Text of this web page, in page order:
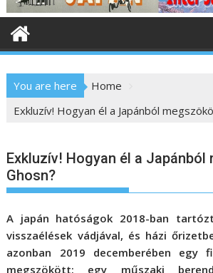
n
e
You are here
Home
Exkluzív! Hogyan él a Japánból
Exkluzív! Hogyan él a
Ghosn?
A japán hatóságok 2018-ban
visszaélések vádjával, és házi
azonban 2019 decemberében egy
megszökött: egy műszaki